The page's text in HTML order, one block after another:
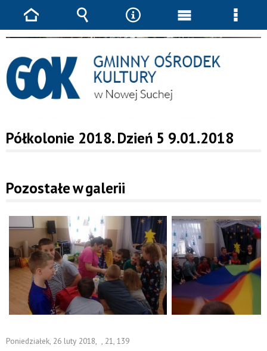
JESTEŚ TUTAJ GALERIE ZDJĘĆ GOK 2018
Półkolonie 2018. Dzień 5 9.01.2018
Pozostałe w galerii
Poniedziałek, 26 luty 2018, , 21, 139
Strona Wyszukiwarka
NarzędziaMenu
główne
Menu